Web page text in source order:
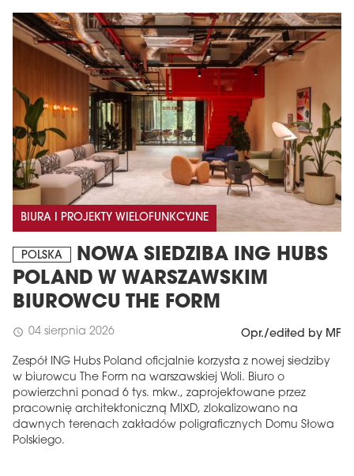
BIURA I PROJEKTY WIELOFUNKCYJNE
POLSKA
NOWA SIEDZIBA ING HUBS
POLAND W WARSZAWSKIM
BIUROWCU THE FORM
schedule 04 sierpnia 2026 Opr./edited by MF
Zespół ING Hubs Poland oficjalnie korzysta z nowej siedziby
w biurowcu The Form na warszawskiej Woli. Biuro o
powierzchni ponad 6 tys. mkw., zaprojektowane przez
pracownię architektoniczną MIXD, zlokalizowano na
dawnych terenach zakładów poligraficznych Domu Słowa
Polskiego.